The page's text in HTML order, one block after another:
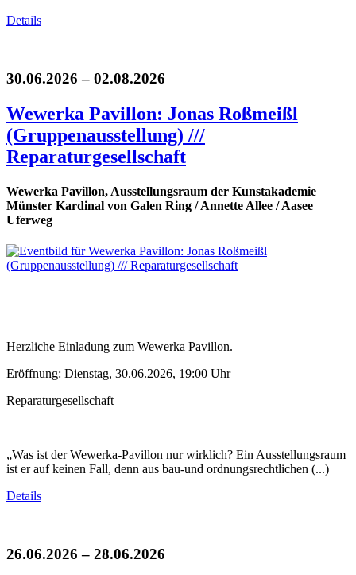
Details
30.06.2026 – 02.08.2026
Wewerka Pavillon: Jonas Roßmeißl
(Gruppenausstellung) ///
Reparaturgesellschaft
Wewerka Pavillon, Ausstellungsraum der Kunstakademie
Münster Kardinal von Galen Ring / Annette Allee / Aasee
Uferweg
Herzliche Einladung zum Wewerka Pavillon.
Eröffnung: Dienstag, 30.06.2026, 19:00 Uhr
Reparaturgesellschaft
„Was ist der Wewerka-Pavillon nur wirklich? Ein Ausstellungsraum
ist er auf keinen Fall, denn aus bau-und ordnungsrechtlichen (...)
Details
26.06.2026 – 28.06.2026